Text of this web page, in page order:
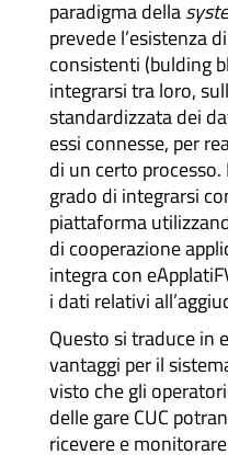
paradigma della
prevede l’esistenza
consistenti (bulding
integrarsi tra loro,
standardizzata dei
essi connesse, per
di un certo
grado di integrarsi
piattaforma
di cooperazione
integra con
i dati relativi
Questo si traduce in
vantaggi per il
visto che gli
delle gare CUC
ricevere e